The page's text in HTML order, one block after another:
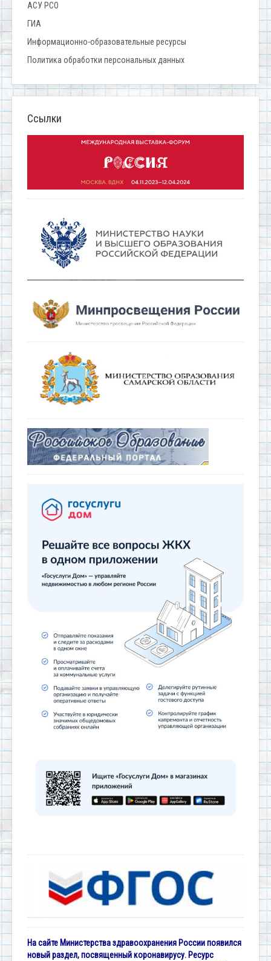
АСУ РСО
ГИА
Информационно-образовательные ресурсы
Политика обработки персональных данных
Ссылки
На сайте Министерства здравоохранения России появился
новый раздел, посвященный коронавирусу. Ресурс